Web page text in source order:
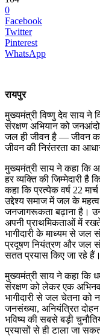
0
Facebook
Twitter
Pinterest
WhatsApp
रायपुर
मुख्यमंत्री विष्णु देव साय
संरक्षण अभियान को
जल ही जीवन है — जीवन
जीवन की निरंतरता का
मुख्यमंत्री साय ने कहा कि
हर व्यक्ति की जिम्मेदारी
कहा कि प्रत्येक वर्ष 22
उद्देश्य समाज में जल के
जनजागरूकता बढ़ाना है।
अपनी प्राथमिकताओं में
भागीदारी के माध्यम से जल
प्रदूषण नियंत्रण और जल
सतत प्रयास किए जा रहे हैं।
मुख्यमंत्री साय ने कहा कि
संरक्षण को लेकर एक
भागीदारी से जल चेतना को
जनसंख्या, अनियंत्रित
भविष्य की सबसे बड़ी
प्रयासों से ही टाला जा